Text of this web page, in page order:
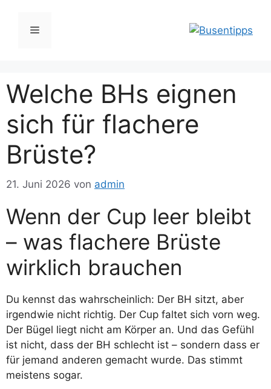
springen
Menü
Welche BHs eignen
sich für flachere
Brüste?
21. Juni 2026 von admin
Wenn der Cup leer bleibt
– was flachere Brüste
wirklich brauchen
Du kennst das wahrscheinlich: Der BH sitzt, aber
irgendwie nicht richtig. Der Cup faltet sich vorn weg.
Der Bügel liegt nicht am Körper an. Und das Gefühl
ist nicht, dass der BH schlecht ist – sondern dass er
für jemand anderen gemacht wurde. Das stimmt
meistens sogar.